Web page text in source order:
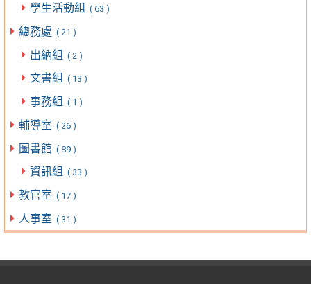
學生活動組 ( 63 )
總務處 ( 21 )
出納組 ( 2 )
文書組 ( 13 )
事務組 ( 1 )
輔導室 ( 26 )
圖書館 ( 89 )
資訊組 ( 33 )
教官室 ( 17 )
人事室 ( 31 )